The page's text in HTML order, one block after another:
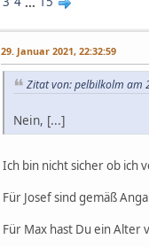
29. Januar 2021, 22:32:59
Zitat von: pelbilkolm am
Nein, [...]
Ich bin nicht sicher ob ich
Für Josef sind gemäß
Für Max hast Du ein Alter